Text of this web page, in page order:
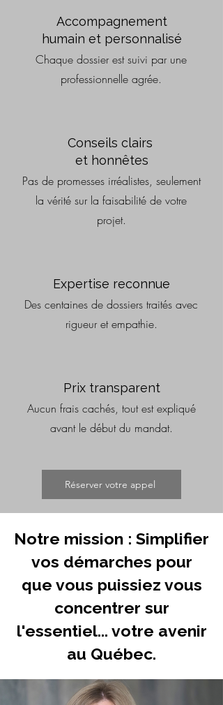
Accompagnement
humain et personnalisé
Chaque dossier est suivi par une
professionnelle agrée.
Conseils clairs
et honnêtes
Pas de promesses irréalistes, seulement
la vérité sur la faisabilité de votre
projet.
Expertise reconnue
Des centaines de dossiers traités avec
rigueur et empathie.
Prix transparent
Aucun frais cachés, tout est expliqué
avant le début du mandat.
Réserver votre appel
Notre mission : Simplifier
vos démarches pour
que vous puissiez vous
concentrer sur
l'essentiel... votre avenir
au Québec.